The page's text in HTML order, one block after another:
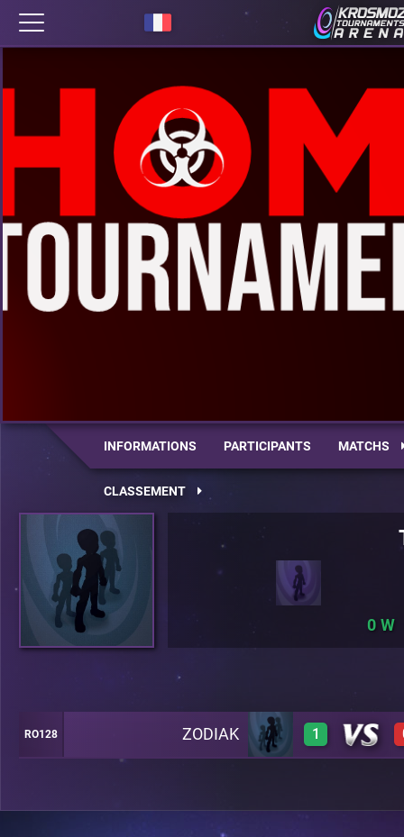
INFORMATIONS PARTICIPANTS MATCHS
CLASSEMENT
0
RO128 ZODIAK 1